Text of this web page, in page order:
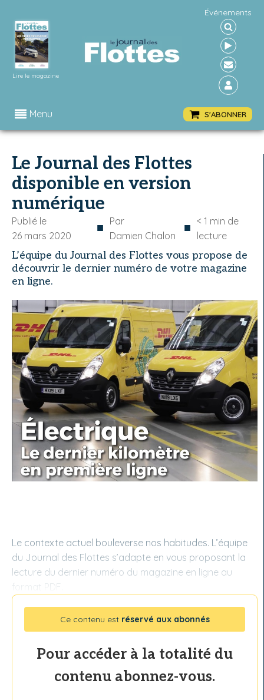
Lire le magazine
Événements
Menu S'ABONNER
Le Journal des Flottes
disponible en version
numérique
Publié le
26 mars 2020
■ Par
Damien Chalon
■ < 1 min de
lecture
L’équipe du Journal des Flottes vous propose de
découvrir le dernier numéro de votre magazine
en ligne.
Le contexte actuel bouleverse nos habitudes. L’équipe
du Journal des Flottes s’adapte en vous proposant la
lecture du dernier numéro du magazine en ligne au
format PDF.
Ce contenu est réservé aux abonnés
Pour accéder à la totalité du
contenu abonnez-vous.